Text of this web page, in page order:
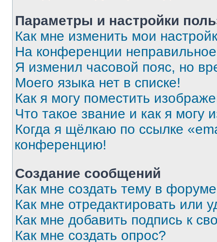
Параметры и настройки
Как мне изменить мои
На конференции
Я изменил часовой пояс, но
Моего языка нет в списке!
Как я могу поместить
Что такое звание и как я могу
Когда я щёлкаю по ссылке
конференцию!
Создание сообщений
Как мне создать тему в
Как мне отредактировать или
Как мне добавить подпись к
Как мне создать опрос?